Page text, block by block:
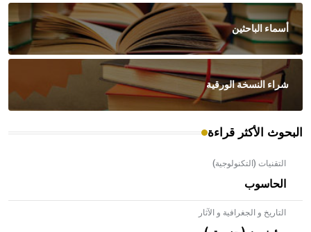
أسماء الباحثين
شراء النسخة الورقية
البحوث الأكثر قراءة
التقنيات (التكنولوجية)
الحاسوب
التاريخ و الجغرافية و الآثار